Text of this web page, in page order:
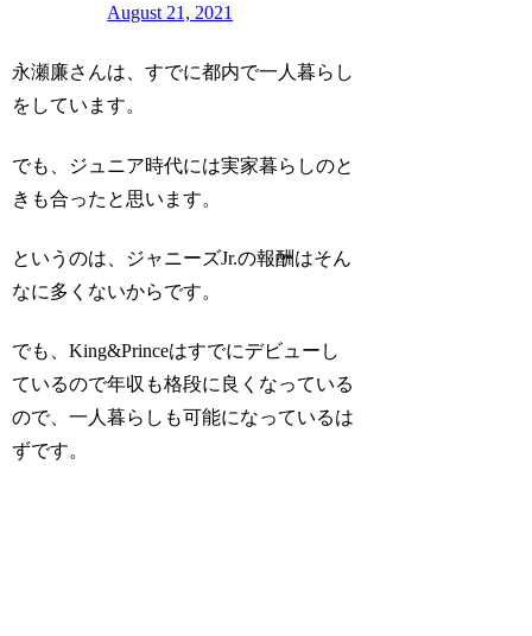
August 21, 2021
永瀬廉さんは、すでに都内で一人暮らし
をしています。
でも、ジュニア時代には実家暮らしのと
きも合ったと思います。
というのは、ジャニーズJr.の報酬はそん
なに多くないからです。
でも、King&Princeはすでにデビューし
ているので年収も格段に良くなっている
ので、一人暮らしも可能になっているは
ずです。